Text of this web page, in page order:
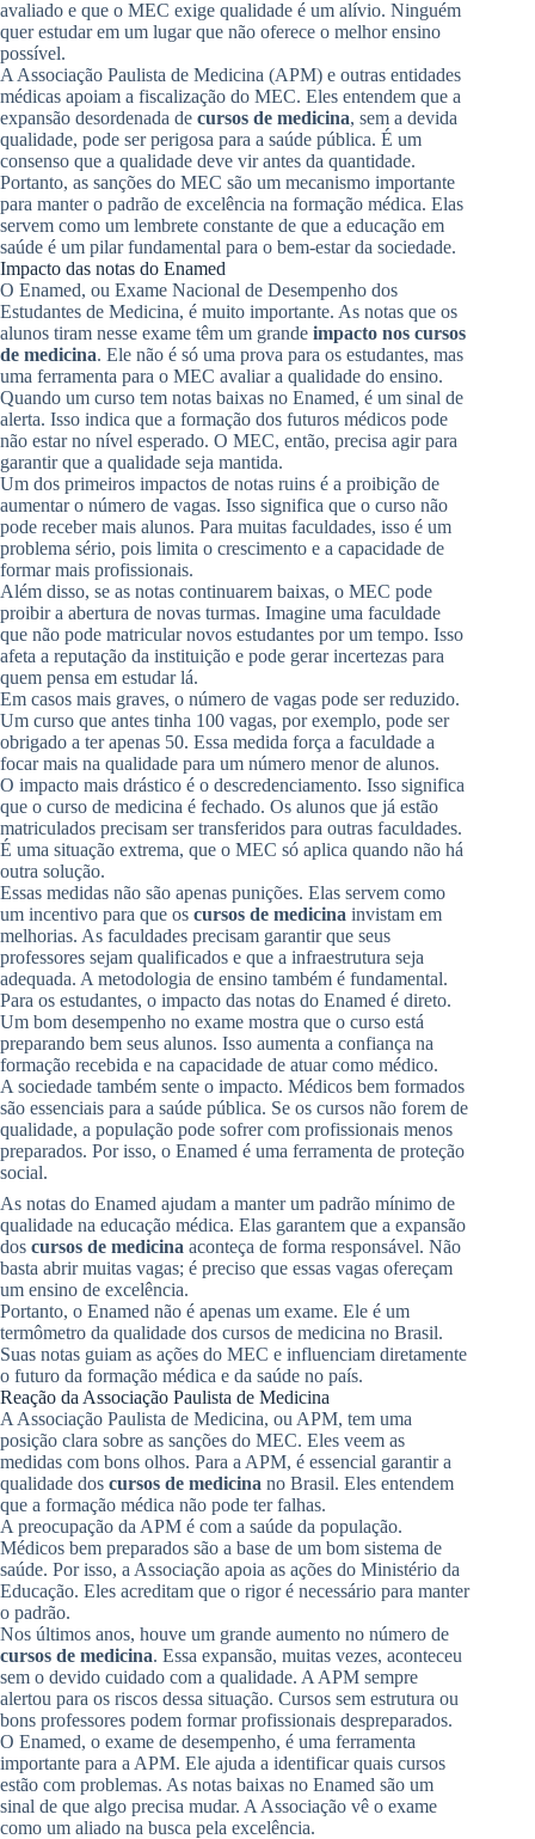
avaliado e que o MEC exige qualidade é um alívio. Ninguém
quer estudar em um lugar que não oferece o melhor ensino
possível.
A Associação Paulista de Medicina (APM) e outras entidades
médicas apoiam a fiscalização do MEC. Eles entendem que a
expansão desordenada de cursos de medicina, sem a devida
qualidade, pode ser perigosa para a saúde pública. É um
consenso que a qualidade deve vir antes da quantidade.
Portanto, as sanções do MEC são um mecanismo importante
para manter o padrão de excelência na formação médica. Elas
servem como um lembrete constante de que a educação em
saúde é um pilar fundamental para o bem-estar da sociedade.
Impacto das notas do Enamed
O Enamed, ou Exame Nacional de Desempenho dos
Estudantes de Medicina, é muito importante. As notas que os
alunos tiram nesse exame têm um grande impacto nos cursos
de medicina. Ele não é só uma prova para os estudantes, mas
uma ferramenta para o MEC avaliar a qualidade do ensino.
Quando um curso tem notas baixas no Enamed, é um sinal de
alerta. Isso indica que a formação dos futuros médicos pode
não estar no nível esperado. O MEC, então, precisa agir para
garantir que a qualidade seja mantida.
Um dos primeiros impactos de notas ruins é a proibição de
aumentar o número de vagas. Isso significa que o curso não
pode receber mais alunos. Para muitas faculdades, isso é um
problema sério, pois limita o crescimento e a capacidade de
formar mais profissionais.
Além disso, se as notas continuarem baixas, o MEC pode
proibir a abertura de novas turmas. Imagine uma faculdade
que não pode matricular novos estudantes por um tempo. Isso
afeta a reputação da instituição e pode gerar incertezas para
quem pensa em estudar lá.
Em casos mais graves, o número de vagas pode ser reduzido.
Um curso que antes tinha 100 vagas, por exemplo, pode ser
obrigado a ter apenas 50. Essa medida força a faculdade a
focar mais na qualidade para um número menor de alunos.
O impacto mais drástico é o descredenciamento. Isso significa
que o curso de medicina é fechado. Os alunos que já estão
matriculados precisam ser transferidos para outras faculdades.
É uma situação extrema, que o MEC só aplica quando não há
outra solução.
Essas medidas não são apenas punições. Elas servem como
um incentivo para que os cursos de medicina invistam em
melhorias. As faculdades precisam garantir que seus
professores sejam qualificados e que a infraestrutura seja
adequada. A metodologia de ensino também é fundamental.
Para os estudantes, o impacto das notas do Enamed é direto.
Um bom desempenho no exame mostra que o curso está
preparando bem seus alunos. Isso aumenta a confiança na
formação recebida e na capacidade de atuar como médico.
A sociedade também sente o impacto. Médicos bem formados
são essenciais para a saúde pública. Se os cursos não forem de
qualidade, a população pode sofrer com profissionais menos
preparados. Por isso, o Enamed é uma ferramenta de proteção
social.
As notas do Enamed ajudam a manter um padrão mínimo de
qualidade na educação médica. Elas garantem que a expansão
dos cursos de medicina aconteça de forma responsável. Não
basta abrir muitas vagas; é preciso que essas vagas ofereçam
um ensino de excelência.
Portanto, o Enamed não é apenas um exame. Ele é um
termômetro da qualidade dos cursos de medicina no Brasil.
Suas notas guiam as ações do MEC e influenciam diretamente
o futuro da formação médica e da saúde no país.
Reação da Associação Paulista de Medicina
A Associação Paulista de Medicina, ou APM, tem uma
posição clara sobre as sanções do MEC. Eles veem as
medidas com bons olhos. Para a APM, é essencial garantir a
qualidade dos cursos de medicina no Brasil. Eles entendem
que a formação médica não pode ter falhas.
A preocupação da APM é com a saúde da população.
Médicos bem preparados são a base de um bom sistema de
saúde. Por isso, a Associação apoia as ações do Ministério da
Educação. Eles acreditam que o rigor é necessário para manter
o padrão.
Nos últimos anos, houve um grande aumento no número de
cursos de medicina. Essa expansão, muitas vezes, aconteceu
sem o devido cuidado com a qualidade. A APM sempre
alertou para os riscos dessa situação. Cursos sem estrutura ou
bons professores podem formar profissionais despreparados.
O Enamed, o exame de desempenho, é uma ferramenta
importante para a APM. Ele ajuda a identificar quais cursos
estão com problemas. As notas baixas no Enamed são um
sinal de que algo precisa mudar. A Associação vê o exame
como um aliado na busca pela excelência.